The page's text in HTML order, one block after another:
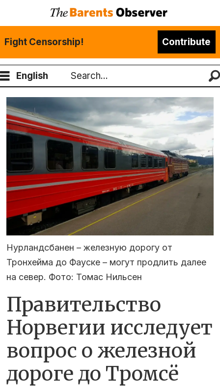
Fight Censorship! Contribute
English
Search
Нурландсбанен – железную дорогу от
Тронхейма до Фауске – могут продлить далее
на север. Фото: Томас Нильсен
Правительство
Норвегии исследует
вопрос о железной
дороге до Тромсё